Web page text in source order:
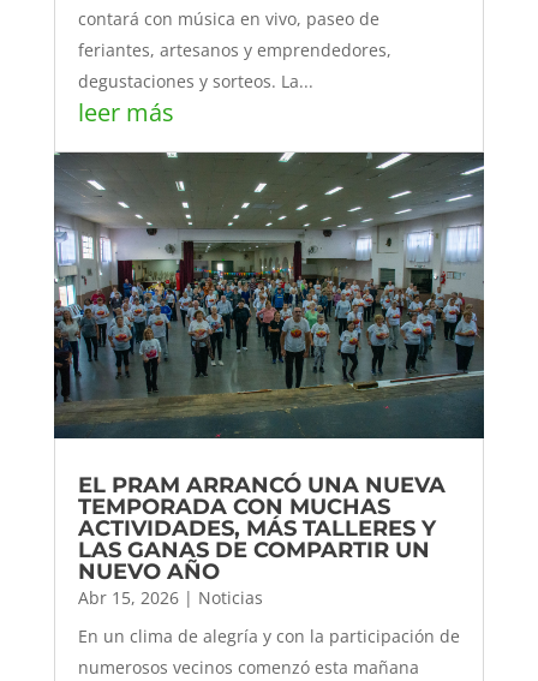
contará con música en vivo, paseo de
feriantes, artesanos y emprendedores,
degustaciones y sorteos. La...
leer más
EL PRAM ARRANCÓ UNA NUEVA
TEMPORADA CON MUCHAS
ACTIVIDADES, MÁS TALLERES Y
LAS GANAS DE COMPARTIR UN
NUEVO AÑO
Abr 15, 2026| Noticias
En un clima de alegría y con la participación de
numerosos vecinos comenzó esta mañana